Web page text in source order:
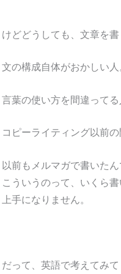
けどどうしても、文章を
文の構成自体がおかしい人
言葉の使い方を間違ってる
コピーライティング以前の
以前もメルマガで書いたん
こういうのって、いくら
上手になりません。
だって、英語で考えてみて